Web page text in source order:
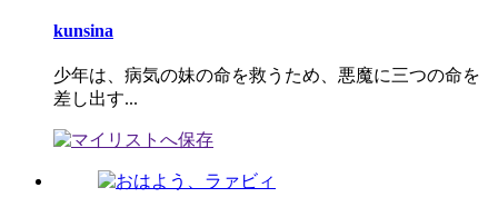
kunsina
少年は、病気の妹の命を救うため、悪魔に三つの命を
差し出す...